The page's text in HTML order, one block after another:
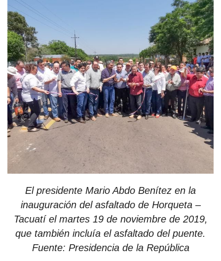
El presidente Mario Abdo Benítez en la
inauguración del asfaltado de Horqueta –
Tacuatí el martes 19 de noviembre de 2019,
que también incluía el asfaltado del puente.
Fuente: Presidencia de la República